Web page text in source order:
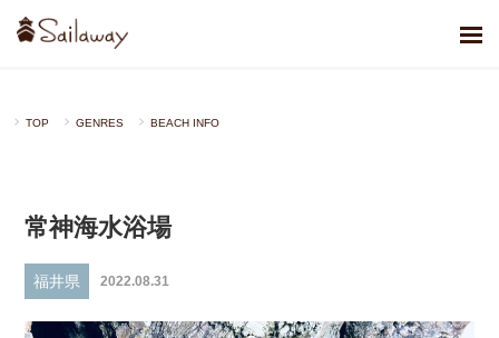
TOP GENRES BEACH INFO
常神海水浴場
福井県 2022.08.31